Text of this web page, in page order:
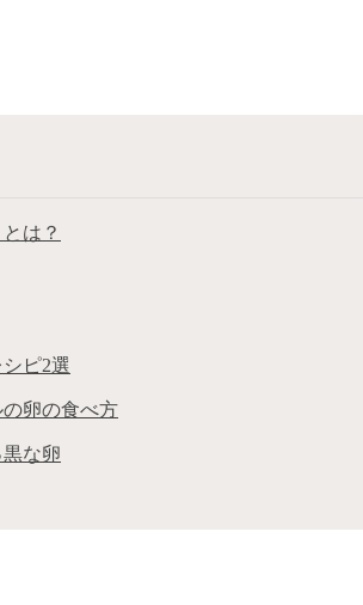
は？
ピ2選
卵の食べ方
な卵